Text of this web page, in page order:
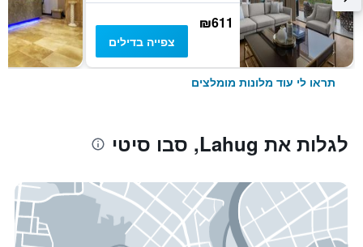
₪611
צפייה בדילים
תראו לי עוד מלונות מומלצים
לגלות את Lahug, סבו סיטי